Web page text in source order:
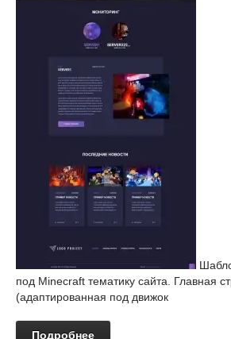
под Minecraft тематику сайта. Главная
(адаптированная под движок
Подробнее